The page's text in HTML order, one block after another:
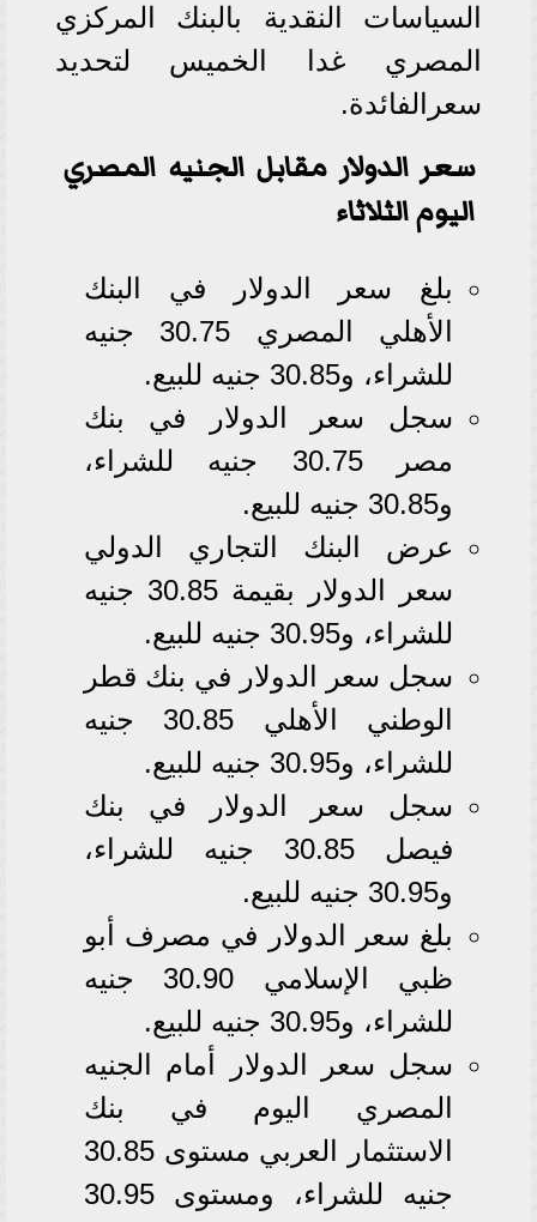
السياسات النقدية بالبنك المركزي
المصري غدا الخميس لتحديد
سعرالفائدة.
سعر الدولار مقابل الجنيه المصري
اليوم الثلاثاء
بلغ سعر الدولار في البنك
الأهلي المصري 30.75 جنيه
للشراء، و30.85 جنيه للبيع.
سجل سعر الدولار في بنك
مصر 30.75 جنيه للشراء،
و30.85 جنيه للبيع.
عرض البنك التجاري الدولي
سعر الدولار بقيمة 30.85 جنيه
للشراء، و30.95 جنيه للبيع.
سجل سعر الدولار في بنك قطر
الوطني الأهلي 30.85 جنيه
للشراء، و30.95 جنيه للبيع.
سجل سعر الدولار في بنك
فيصل 30.85 جنيه للشراء،
و30.95 جنيه للبيع.
بلغ سعر الدولار في مصرف أبو
ظبي الإسلامي 30.90 جنيه
للشراء، و30.95 جنيه للبيع.
سجل سعر الدولار أمام الجنيه
المصري اليوم في بنك
الاستثمار العربي مستوى 30.85
جنيه للشراء، ومستوى 30.95